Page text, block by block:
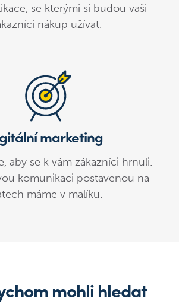
se kterými si budou vaši
nákup užívat.
marketing
aby se k vám zákazníci hrnuli.
komunikaci postavenou na
máme v malíku.
mohli hledat